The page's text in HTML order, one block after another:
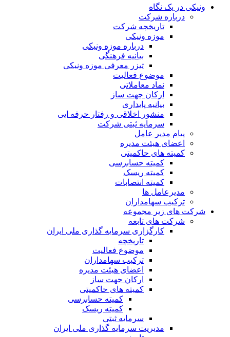
ونیکی در یک نگاه
درباره شرکت
تاریخچه شرکت
موزه ونیکی
درباره موزه ونیکی
بیانیه فرهنگی
تیزر معرفی موزه ونیکی
موضوع فعالیت
نماد معاملاتی
ارکان جهت ساز
بیانیه پایداری
منشور اخلاقی و رفتار حرفه ایی
سرمایه ثبتی شرکت
پیام مدیر عامل
اعضای هیئت مدیره
کمیته های حاکمیتی
کمیته حسابرسی
کمیته ریسک
کمیته انتصابات
مدیرعامل ها
ترکیب سهامداران
شرکت های زیر مجموعه
شرکت های تابعه
کارگزاری سرمایه گذاری ملی ایران
تاریخچه
موضوع فعالیت
ترکیب سهامداران
اعضای هیئت مدیره
ارکان جهت ساز
کمیته های حاکمیتی
کمیته حسابرسی
کمیته ریسک
سرمایه ثبتی
مدیریت سرمایه گذاری ملی ایران